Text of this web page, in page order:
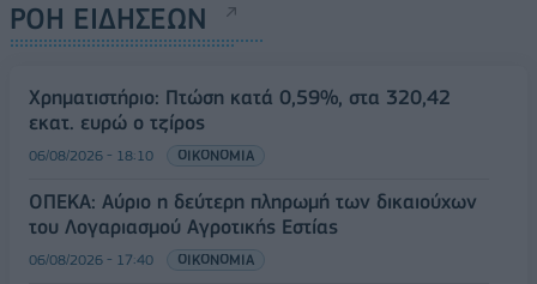
ΡΟΗ ΕΙΔΗΣΕΩΝ
Χρηματιστήριο: Πτώση κατά 0,59%, στα 320,42
εκατ. ευρώ ο τζίρος
06/08/2026 - 18:10 ΟΙΚΟΝΟΜΙΑ
ΟΠΕΚΑ: Αύριο η δεύτερη πληρωμή των δικαιούχων
του Λογαριασμού Αγροτικής Εστίας
06/08/2026 - 17:40 ΟΙΚΟΝΟΜΙΑ